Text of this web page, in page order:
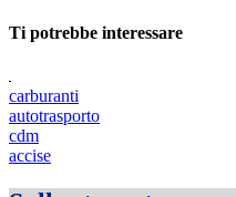
Ti potrebbe interessare
carburanti
autotrasporto
cdm
accise